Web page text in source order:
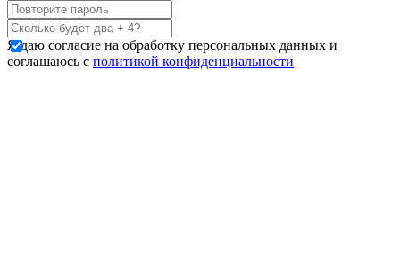
Я даю согласие на обработку персональных данных и
соглашаюсь с политикой конфиденциальности